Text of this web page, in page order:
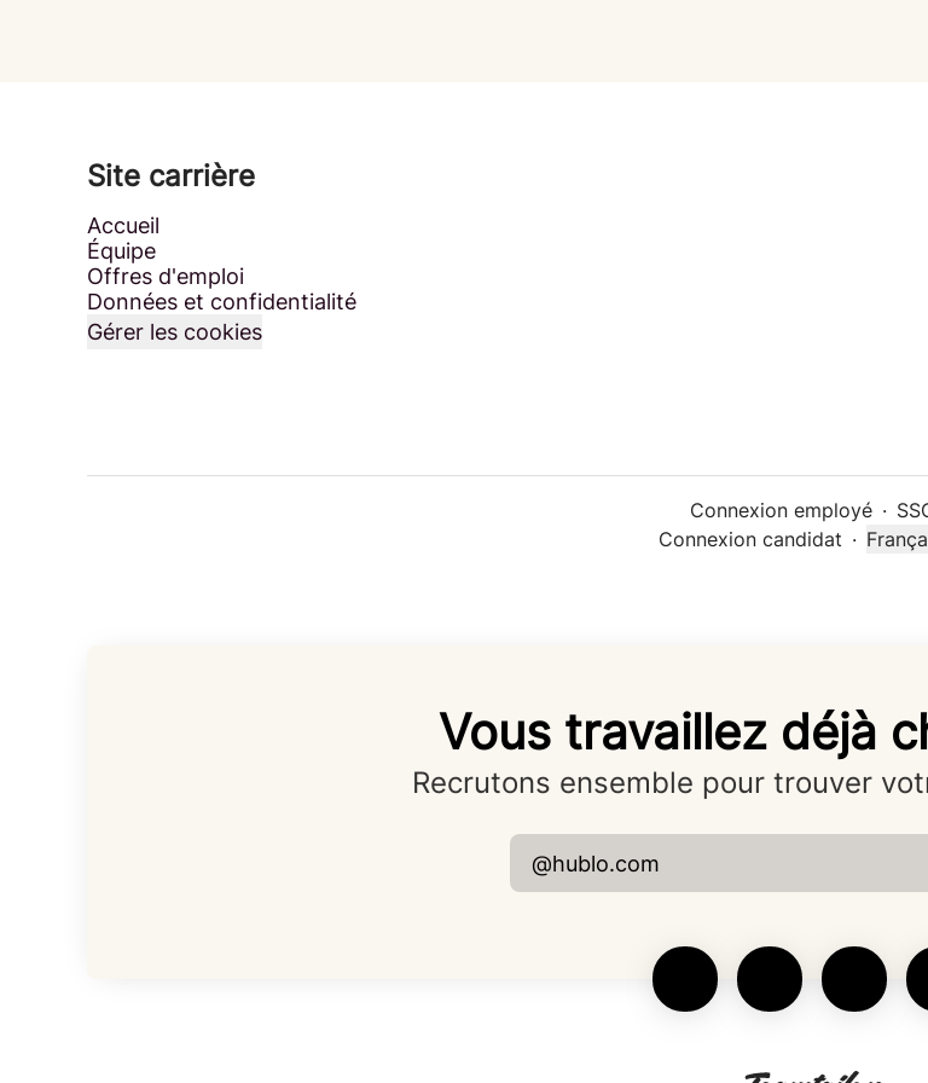
Site carrière
Accueil
Équipe
Offres d'emploi
Données et confidentialité
Gérer les cookies
Connexion employé ·
Connexion candidat ·
Vous travaillez déjà
Recrutons ensemble pour trouver
@hublo.com